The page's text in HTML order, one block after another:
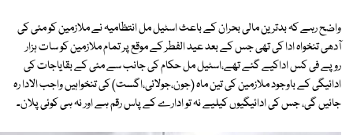
واضح رہے کہ بدترین مالی بحران کے باعث اسٹیل مل انتظامیہ نے ملازمین کو مئی کی
آدھی تنخواہ ادا کی تھی جس کے بعد عید الفطر کے موقع پر تمام ملازمین کو سات ہزار
روپے فی کس اداکیے گئے تھے،اسٹیل مل حکام کی جانب سے مئی کے بقایاجات کی
ادائیگی کے باوجود ملازمین کی تین ماہ (جون،جولائی،اگست) کی تنخواہیں واجب الادا رہ
جائیں گی، جس کی ادائیگیوں کیلیے نہ تو ادارے کے پاس رقم ہے اور نہ ہی کوئی پلان۔